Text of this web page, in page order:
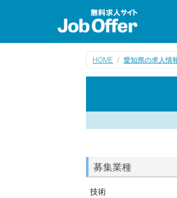
HOME 愛知県の求人情
募集業種
技術